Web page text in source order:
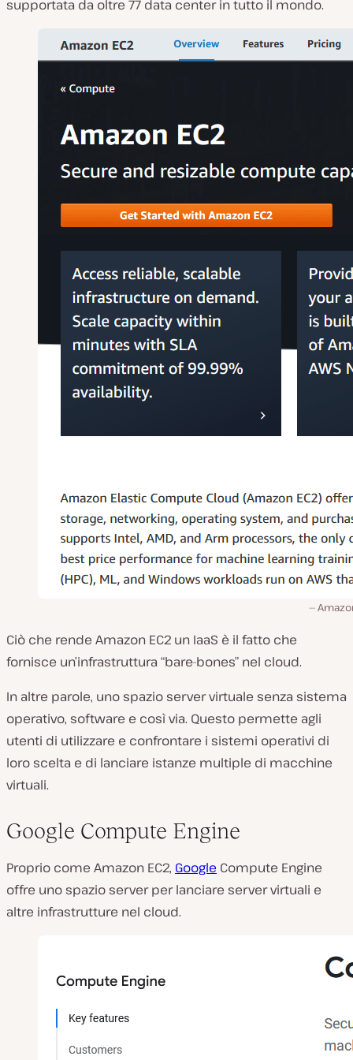
supportata da oltre 77 data center in tutto il mondo.
Ciò che rende Amazon EC2 un IaaS è il fatto che
fornisce un’infrastruttura “bare-bones” nel cloud.
In altre parole, uno spazio server virtuale senza sistema
operativo, software e così via. Questo permette agli
utenti di utilizzare e confrontare i sistemi operativi di
loro scelta e di lanciare istanze multiple di macchine
virtuali.
Google Compute Engine
Proprio come Amazon EC2, Google Compute Engine
offre uno spazio server per lanciare server virtuali e
altre infrastrutture nel cloud.